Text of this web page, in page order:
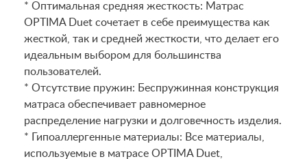
* Оптимальная средняя жесткость: Матрас
OPTIMA Duet сочетает в себе преимущества как
жесткой, так и средней жесткости, что делает его
идеальным выбором для большинства
пользователей.
* Отсутствие пружин: Беспружинная конструкция
матраса обеспечивает равномерное
распределение нагрузки и долговечность изделия.
* Гипоаллергенные материалы: Все материалы,
используемые в матрасе OPTIMA Duet,